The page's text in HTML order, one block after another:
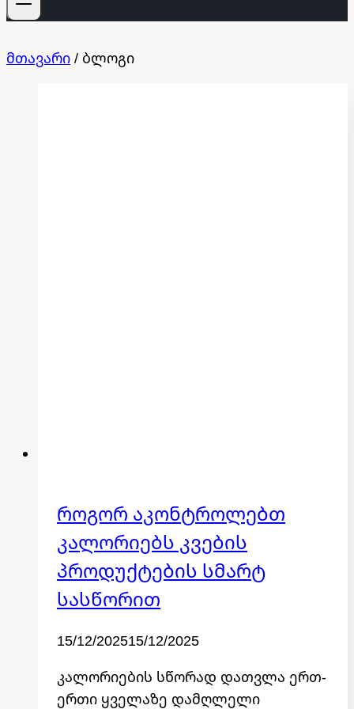
მთავარი / ბლოგი
კატეგორიის
Როგორ Აკონტროლებთ
Კალორიებს Კვების
Პროდუქტების Სმარტ
Სასწორით
Byadmin
15/12/202515/12/2025
კალორიების სწორად დათვლა ერთ-
ერთი ყველაზე დამღლელი